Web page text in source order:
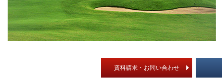
資料請求・お問い合わせ